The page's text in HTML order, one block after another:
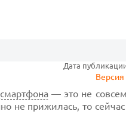
Дата
Версия
смартфона— это не
не прижилась, то